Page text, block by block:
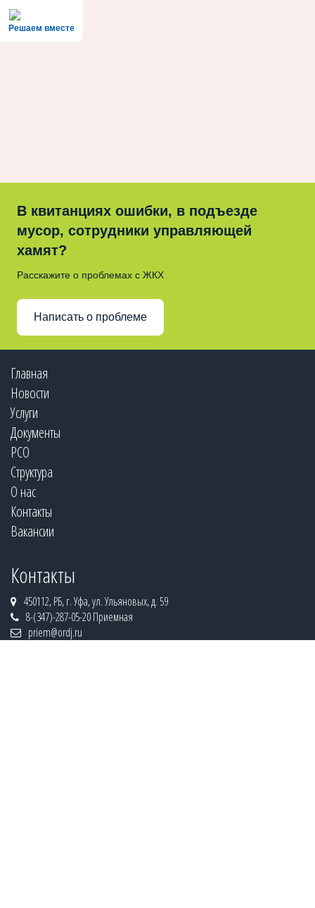
Решаем вместе
В квитанциях ошибки, в подъезде
мусор, сотрудники управляющей
хамят?
Расскажите о проблемах с ЖКХ
Написать о проблеме
Главная
Новости
Услуги
Документы
РСО
Структура
О нас
Контакты
Вакансии
Контакты
450112, РБ, г. Уфа, ул. Ульяновых, д. 59
8-(347)-287-05-20 Приемная
priem@ordj.ru